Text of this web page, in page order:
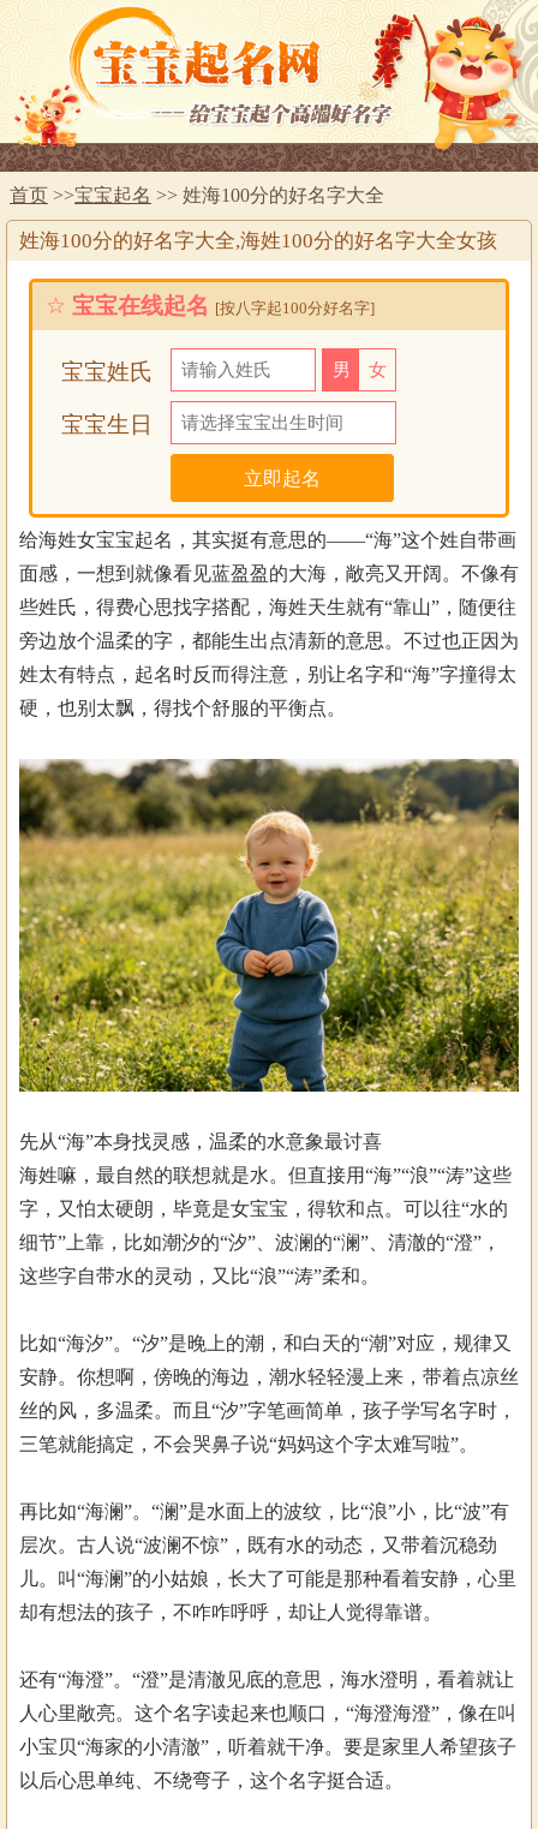
首页 >>宝宝起名 >> 姓海100分的好名字大全
姓海100分的好名字大全,海姓100分的好名字大全女孩
☆ 宝宝在线起名 [按八字起100分好名字]
宝宝姓氏 男 女
宝宝生日
给海姓女宝宝起名，其实挺有意思的——“海”这个姓自带画
面感，一想到就像看见蓝盈盈的大海，敞亮又开阔。不像有
些姓氏，得费心思找字搭配，海姓天生就有“靠山”，随便往
旁边放个温柔的字，都能生出点清新的意思。不过也正因为
姓太有特点，起名时反而得注意，别让名字和“海”字撞得太
硬，也别太飘，得找个舒服的平衡点。
先从“海”本身找灵感，温柔的水意象最讨喜
海姓嘛，最自然的联想就是水。但直接用“海”“浪”“涛”这些
字，又怕太硬朗，毕竟是女宝宝，得软和点。可以往“水的
细节”上靠，比如潮汐的“汐”、波澜的“澜”、清澈的“澄”，
这些字自带水的灵动，又比“浪”“涛”柔和。
比如“海汐”。“汐”是晚上的潮，和白天的“潮”对应，规律又
安静。你想啊，傍晚的海边，潮水轻轻漫上来，带着点凉丝
丝的风，多温柔。而且“汐”字笔画简单，孩子学写名字时，
三笔就能搞定，不会哭鼻子说“妈妈这个字太难写啦”。
再比如“海澜”。“澜”是水面上的波纹，比“浪”小，比“波”有
层次。古人说“波澜不惊”，既有水的动态，又带着沉稳劲
儿。叫“海澜”的小姑娘，长大了可能是那种看着安静，心里
却有想法的孩子，不咋咋呼呼，却让人觉得靠谱。
还有“海澄”。“澄”是清澈见底的意思，海水澄明，看着就让
人心里敞亮。这个名字读起来也顺口，“海澄海澄”，像在叫
小宝贝“海家的小清澈”，听着就干净。要是家里人希望孩子
以后心思单纯、不绕弯子，这个名字挺合适。